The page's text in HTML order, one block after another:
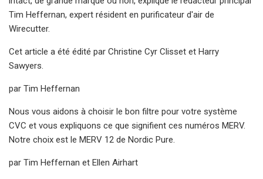
Tim Heffernan, expert résident en purificateur d'air de
Wirecutter.
Cet article a été édité par Christine Cyr Clisset et Harry
Sawyers.
par Tim Heffernan
Nous vous aidons à choisir le bon filtre pour votre système
CVC et vous expliquons ce que signifient ces numéros MERV.
Notre choix est le MERV 12 de Nordic Pure.
par Tim Heffernan et Ellen Airhart